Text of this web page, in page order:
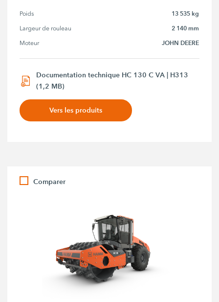
Poids 13 535 kg
Largeur de rouleau 2 140 mm
Moteur JOHN DEERE
Documentation technique HC 130 C VA | H313
(1,2 MB)
Vers les produits
Comparer